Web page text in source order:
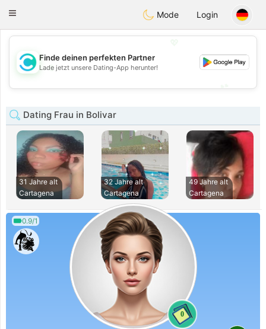
olombiaCitas
Toggle
Mode Login
💖
💕
Finde deinen perfekten Partner
Lade jetzt unsere Dating-App herunter!
Dating Frau in Bolivar
31 Jahre alt
Cartagena
32 Jahre alt
Cartagena
49 Jahre alt
Cartagena
0.9/1
0